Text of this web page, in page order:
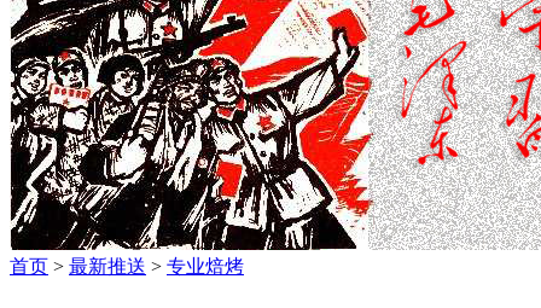
首页 > 最新推送 > 专业焙烤